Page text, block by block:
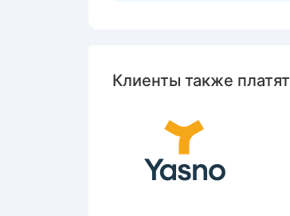
Клиенты также платят